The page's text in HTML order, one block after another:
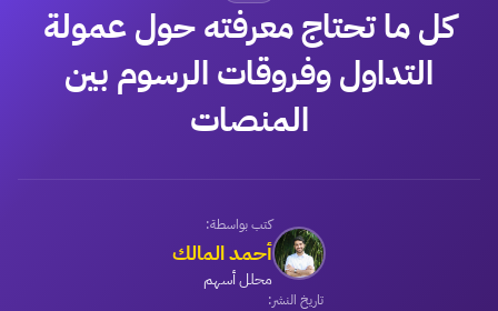
كل ما تحتاج معرفته حول عمولة
التداول وفروقات الرسوم بين
المنصات
كتب بواسطة:
أحمد المالك
محلل أسهم
تاريخ النشر: